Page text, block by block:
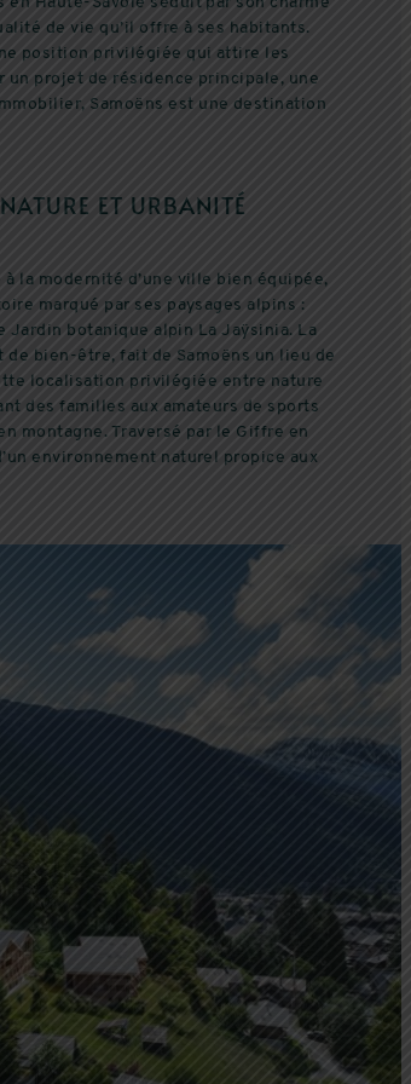
de vie qu’il offre à ses habitants.
position privilégiée qui attire les
un projet de résidence principale, une
Samoëns est une destination
ET URBANITÉ
la modernité d’une ville bien équipée,
marqué par ses paysages alpins :
Jardin botanique alpin La Jaÿsinia. La
bien-être, fait de Samoëns un lieu de
localisation privilégiée entre nature
des familles aux amateurs de sports
montagne. Traversé par le Giffre en
environnement naturel propice aux